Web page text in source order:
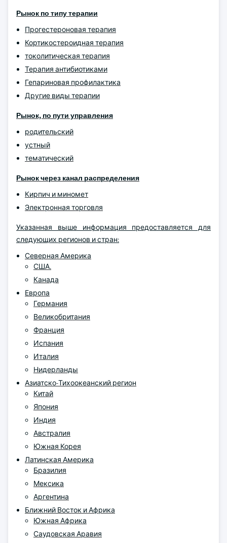
Рынок по типу терапии
Прогестероновая терапия
Кортикостероидная терапия
токолитическая терапия
Терапия антибиотиками
Гепариновая профилактика
Другие виды терапии
Рынок, по пути управления
родительский
устный
тематический
Рынок через канал распределения
Кирпич и миномет
Электронная торговля
Указанная выше информация предоставляется для
следующих регионов и стран:
Северная Америка
США.
Канада
Европа
Германия
Великобритания
Франция
Испания
Италия
Нидерланды
Азиатско-Тихоокеанский регион
Китай
Япония
Индия
Австралия
Южная Корея
Латинская Америка
Бразилия
Мексика
Аргентина
Ближний Восток и Африка
Южная Африка
Саудовская Аравия